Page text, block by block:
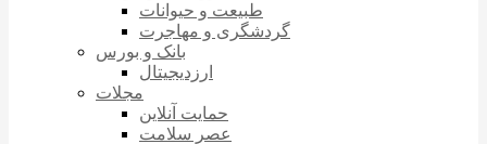
طبیعت و حیوانات
گردشگری و مهاجرت
بانک و بورس
ارزدیجیتال
مجلات
حمایت آنلاین
عصر سلامت